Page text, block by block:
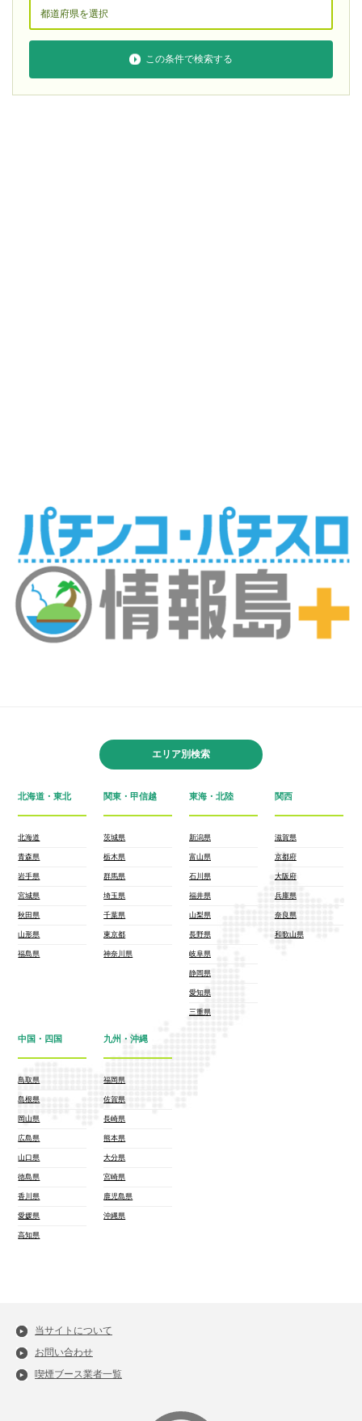
この条件で検索する
エリア別検索
北海道・東北
北海道
青森県
岩手県
宮城県
秋田県
山形県
福島県
関東・甲信越
茨城県
栃木県
群馬県
埼玉県
千葉県
東京都
神奈川県
東海・北陸
新潟県
富山県
石川県
福井県
山梨県
長野県
岐阜県
静岡県
愛知県
三重県
関西
滋賀県
京都府
大阪府
兵庫県
奈良県
和歌山県
中国・四国
鳥取県
島根県
岡山県
広島県
山口県
徳島県
香川県
愛媛県
高知県
九州・沖縄
福岡県
佐賀県
長崎県
熊本県
大分県
宮崎県
鹿児島県
沖縄県
当サイトについて
お問い合わせ
喫煙ブース業者一覧